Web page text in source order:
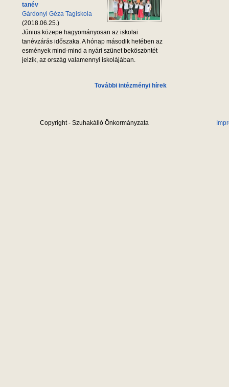
tanév
Gárdonyi Géza Tagiskola
(2018.06.25.)
Június közepe hagyományosan az iskolai
tanévzárás időszaka. A hónap második hetében az
esmények mind-mind a nyári szünet beköszöntét
jelzik, az ország valamennyi iskolájában.
További intézményi hírek
Copyright - Szuhakálló Önkormányzata